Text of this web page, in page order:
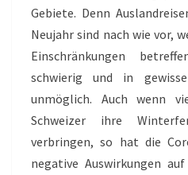
Gebiete. Denn
Neujahr sind nach wie vor,
Einschränkungen
schwierig und in
unmöglich. Auch wenn
Schweizer ihre
verbringen, so hat die
negative Auswirkungen